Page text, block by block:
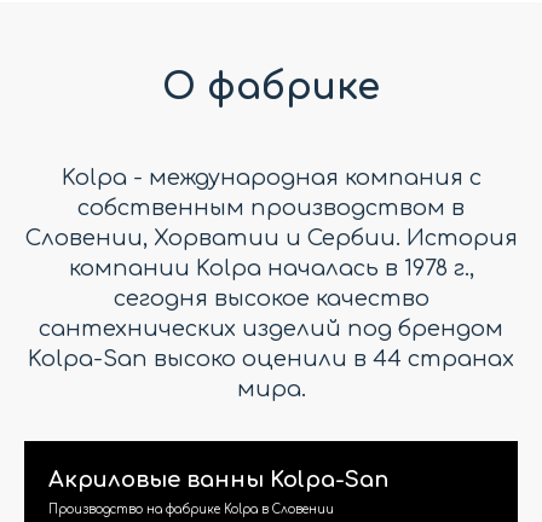
О фабрике
Kolpa - международная компания с
собственным производством в
Словении, Хорватии и Сербии. История
компании Kolpa началась в 1978 г.,
сегодня высокое качество
сантехнических изделий под брендом
Kolpa-San высоко оценили в 44 странах
мира.
Акриловые ванны Kolpa-San
Производство на фабрике Kolpa в Словении